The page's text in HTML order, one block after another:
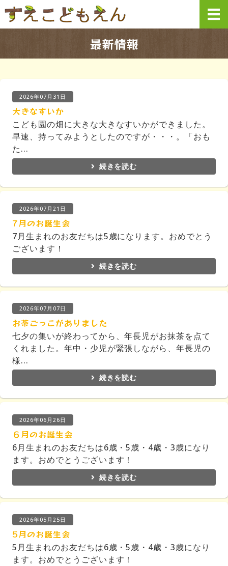
社会福祉法人
末こども園について
フォトギャラリー
情報公開
最新情報
2026年07月31日
大きなすいか
こども園の畑に大きな大きなすいかができました。
早速、持ってみようとしたのですが・・・。「おも
た...
続きを読む
2026年07月21日
7月のお誕生会
7月生まれのお友だちは5歳になります。おめでとう
ございます！
続きを読む
2026年07月07日
お茶ごっこがありました
七夕の集いが終わってから、年長児がお抹茶を点て
くれました。年中・少児が緊張しながら、年長児の
様...
続きを読む
2026年06月26日
６月のお誕生会
6月生まれのお友だちは6歳・5歳・4歳・3歳になり
ます。おめでとうございます！
続きを読む
2026年05月25日
5月のお誕生会
5月生まれのお友だちは6歳・5歳・4歳・3歳になり
ます。おめでとうございます！